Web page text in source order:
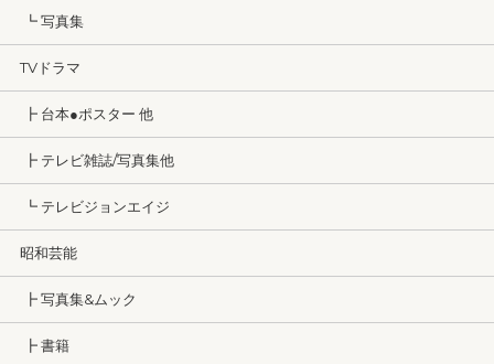
┗ 写真集
TVドラマ
┣ 台本●ポスター 他
┣ テレビ雑誌/写真集他
┗ テレビジョンエイジ
昭和芸能
┣ 写真集&ムック
┣ 書籍